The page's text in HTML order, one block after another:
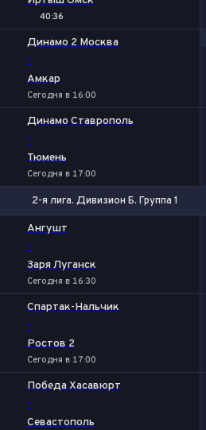
40:36
Динамо 2 Москва
-
Амкар
Сегодня в 16:00
Динамо Ставрополь
-
Тюмень
Сегодня в 17:00
2-я лига. Дивизион Б. Группа 1
Ангушт
-
Заря Луганск
Сегодня в 16:30
Спартак-Нальчик
-
Ростов 2
Сегодня в 17:00
Победа Хасавюрт
-
Севастополь